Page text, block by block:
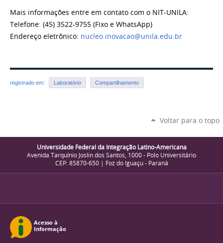
Mais informações entre em contato com o NIT-UNILA:
Telefone: (45) 3522-9755 (Fixo e WhatsApp)
Endereço eletrônico: nucleo.inovacao@unila.edu.br
registrado em: Laboratório Compartilhamento
Voltar para o topo
Universidade Federal da Integração Latino-Americana
Avenida Tarquínio Joslin dos Santos, 1000 - Polo Universitário
CEP: 85870-650 | Foz do Iguaçu - Paraná